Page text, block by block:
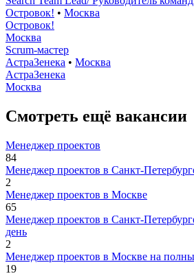
Островок! • Москва
Островок!
Москва
Scrum-мастер
АстраЗенека • Москва
АстраЗенека
Москва
Смотреть ещё вакансии
Менеджер проектов
84
Менеджер проектов в Санкт-
2
Менеджер проектов в Москве
65
Менеджер проектов в Санкт-
день
2
Менеджер проектов в Москве на
19